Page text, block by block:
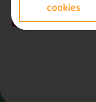
cookies
Sjeff Bezorgt.
Stomerij Bottelier
Meer over